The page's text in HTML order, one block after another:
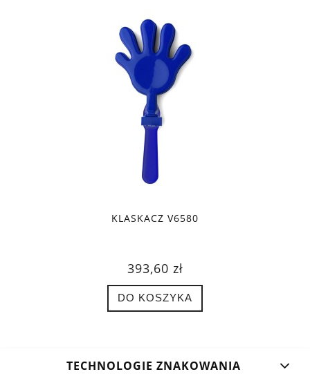
KLASKACZ V6580
393,60 zł
DO KOSZYKA
TECHNOLOGIE ZNAKOWANIA